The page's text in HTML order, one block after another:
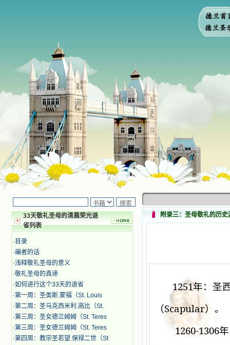
33天敬礼圣母的清晨荣光退
省列表
· 目录
·编者的话
·浅释敬礼圣母的意义
·敬礼圣母的真谛
·如何进行这个33天的退省
·第一周：圣类斯.蒙福（St. Louis
·第二周：圣马克西米利.高比（St.
·第三周：圣女德兰姆姆（St. Teres
·第三周：圣女德兰姆姆（St. Teres
·第四周：教宗圣若望.保禄二世（St
附录三：圣母敬礼的历史
1251年：圣
（Scapular）。
1260-1306